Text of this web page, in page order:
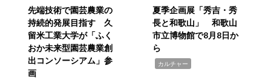
先端技術で園芸農業の
持続的発展目指す 久
留米工業大学が「ふく
おか未来型園芸農業創
出コンソーシアム」参
画
夏季企画展「秀吉・秀
長と和歌山」 和歌山
市立博物館で8月8日か
ら
カルチャー